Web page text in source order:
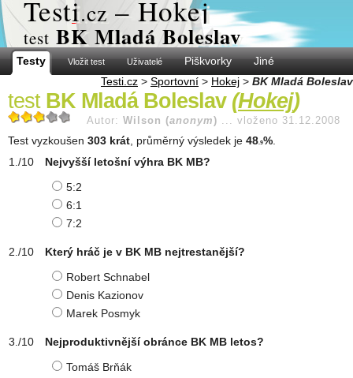
Testi.cz – Hokej
test BK Mladá Boleslav
Testy Vložit test Uživatelé Piškvorky
Jiné
Testi.cz > Sportovní > Hokej > BK Mladá Boleslav
test BK Mladá Boleslav (Hokej)
Autor: Wilson (anonym ) ... vloženo 31.12.2008
Test vyzkoušen 303 krát , průměrný výsledek je 48 .9%
Nejvyšší letošní výhra BK MB?
5:2
6:1
7:2
Který hráč je v BK MB nejtrestanější?
Robert Schnabel
Denis Kazionov
Marek Posmyk
Nejproduktivnější obránce BK MB letos?
Tomáš Brňák